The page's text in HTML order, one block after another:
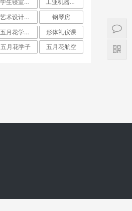
学生寝室住宿环境
工业机器人专业实训
艺术设计专业画室
钢琴房
五月花学生寝室
形体礼仪课
五月花学子 五月花航空